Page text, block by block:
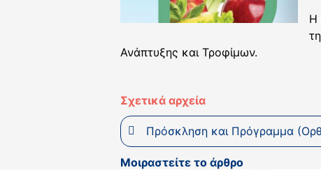
Η
τη
Ανάπτυξης και Τροφίμων.
Σχετικά αρχεία
Πρόσκληση και Πρόγραμμα
Μοιραστείτε το άρθρο